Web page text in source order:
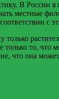
В России
местные
с
только
то, что
что она